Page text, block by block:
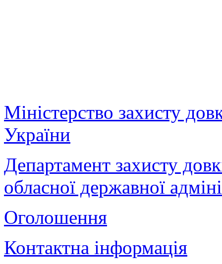
Міністерство захисту
України
Департамент захисту
обласної державної
Оголошення
Контактна інформація